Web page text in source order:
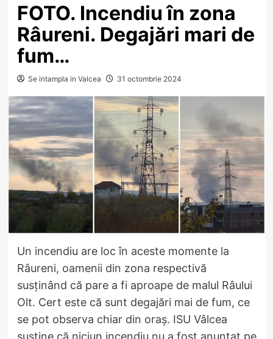
FOTO. Incendiu în zona
Râureni. Degajări mari de
fum…
Se intampla in Valcea 31 octombrie 2024
Un incendiu are loc în aceste momente la
Râureni, oamenii din zona respectivă
susținând că pare a fi aproape de malul Râului
Olt. Cert este că sunt degajări mai de fum, ce
se pot observa chiar din oraș. ISU Vâlcea